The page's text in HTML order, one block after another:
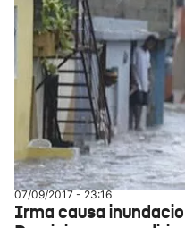
07/09/2017 - 23:16
Irma causa